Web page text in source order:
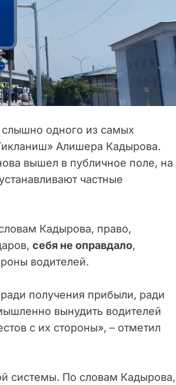
одного из самых
Алишера Кадырова.
вышел в публичное поле, на
частные
Кадырова, право,
себя не оправдало,
водителей.
получения прибыли, ради
вынудить водителей
с их стороны», – отметил
системы. По словам Кадырова,